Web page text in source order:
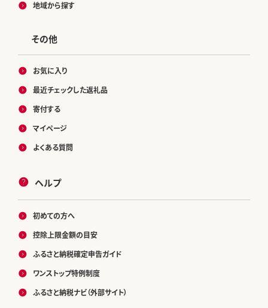
地域から探す
その他
お気に入り
最近チェックした返礼品
寄付する
マイページ
よくある質問
ヘルプ
初めての方へ
控除上限金額の目安
ふるさと納税確定申告ガイド
ワンストップ特例制度
ふるさと納税ナビ（外部サイト）